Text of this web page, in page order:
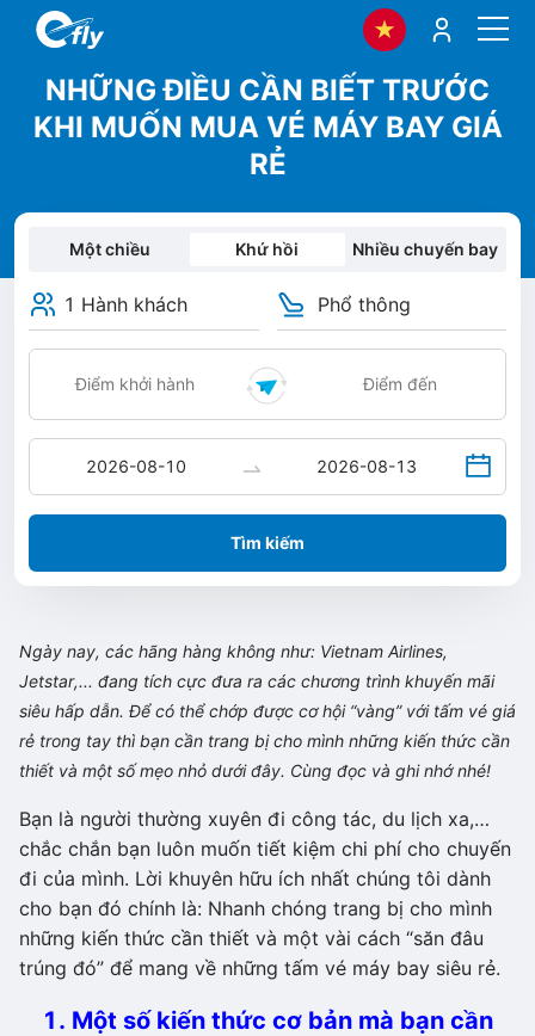
NHỮNG ĐIỀU CẦN BIẾT TRƯỚC
KHI MUỐN MUA VÉ MÁY BAY GIÁ
RẺ
Một chiều Khứ hồi Nhiều chuyến bay
1 Hành khách Phổ thông
Tìm kiếm
Ngày nay, các hãng hàng không như: Vietnam Airlines,
Jetstar,... đang tích cực đưa ra các chương trình khuyến mãi
siêu hấp dẫn. Để có thể chớp được cơ hội “vàng” với tấm vé giá
rẻ trong tay thì bạn cần trang bị cho mình những kiến thức cần
thiết và một số mẹo nhỏ dưới đây. Cùng đọc và ghi nhớ nhé!
Bạn là người thường xuyên đi công tác, du lịch xa,…
chắc chắn bạn luôn muốn tiết kiệm chi phí cho chuyến
đi của mình. Lời khuyên hữu ích nhất chúng tôi dành
cho bạn đó chính là: Nhanh chóng trang bị cho mình
những kiến thức cần thiết và một vài cách “săn đâu
trúng đó” để mang về những tấm vé máy bay siêu rẻ.
1. Một số kiến thức cơ bản mà bạn cần